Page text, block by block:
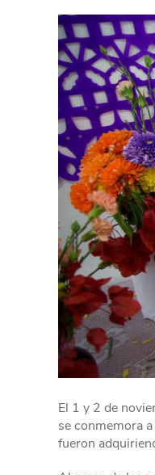
El 1 y 2 de
se conmemora
fueron